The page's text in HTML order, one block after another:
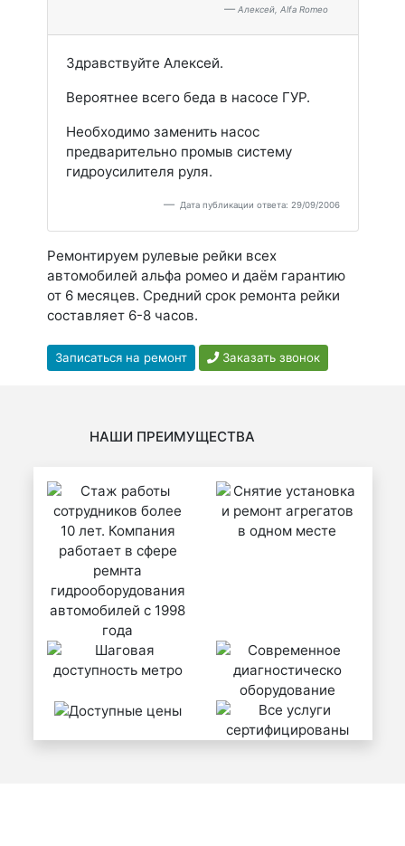
Алексей, Alfa Romeo
Здравствуйте Алексей.
Вероятнее всего беда в насосе ГУР.
Необходимо заменить насос
предварительно промыв систему
гидроусилителя руля.
Дата публикации ответа: 29/09/2006
Ремонтируем рулевые рейки всех
автомобилей альфа ромео и даём гарантию
от 6 месяцев. Средний срок ремонта рейки
составляет 6-8 часов.
Записаться на ремонт Заказать звонок
НАШИ ПРЕИМУЩЕСТВА